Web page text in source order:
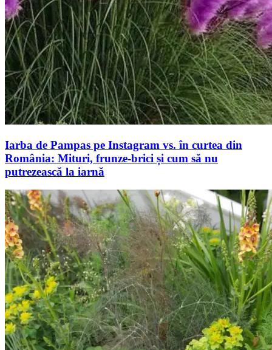
Iarba de Pampas pe Instagram vs. în curtea din
România: Mituri, frunze-brici și cum să nu
putrezească la iarnă